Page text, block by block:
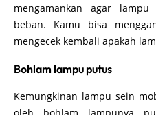
mengamankan agar
beban. Kamu bisa
mengecek kembali apakah
Bohlam lampu putus
Kemungkinan lampu sein